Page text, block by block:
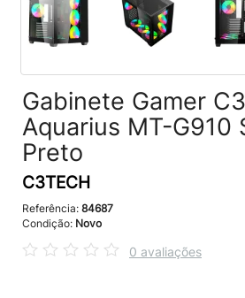
Gabinete Gamer
Aquarius MT-G910
Preto
C3TECH
Referência: 84687
Condição: Novo
0 avaliações